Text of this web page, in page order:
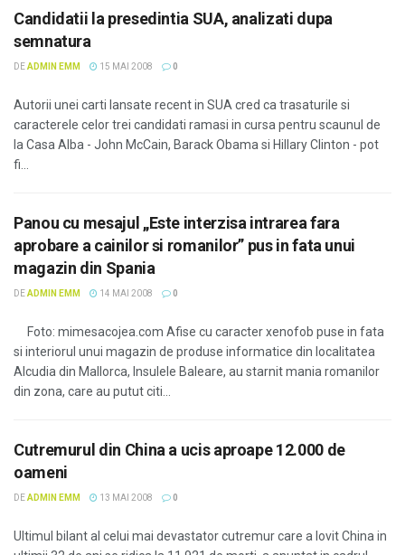
Candidatii la presedintia SUA, analizati dupa
semnatura
DEADMIN EMM 15 MAI 2008 0
Autorii unei carti lansate recent in SUA cred ca trasaturile si
caracterele celor trei candidati ramasi in cursa pentru scaunul de
la Casa Alba - John McCain, Barack Obama si Hillary Clinton - pot
fi...
Panou cu mesajul „Este interzisa intrarea fara
aprobare a cainilor si romanilor” pus in fata unui
magazin din Spania
DEADMIN EMM 14 MAI 2008 0
Foto: mimesacojea.com Afise cu caracter xenofob puse in fata
si interiorul unui magazin de produse informatice din localitatea
Alcudia din Mallorca, Insulele Baleare, au starnit mania romanilor
din zona, care au putut citi...
Cutremurul din China a ucis aproape 12.000 de
oameni
DEADMIN EMM 13 MAI 2008 0
Ultimul bilant al celui mai devastator cutremur care a lovit China in